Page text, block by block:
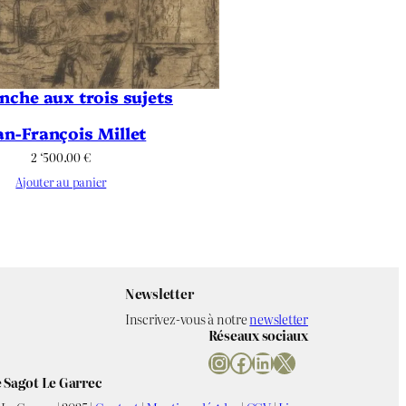
aux trois sujets
François Millet
2 ‘500.00€
Ajouter au panier
Newsletter
Inscrivez-vous à notrenewsletter
Réseaux sociaux
InstagramFacebook LinkedIn X
Le Garrec